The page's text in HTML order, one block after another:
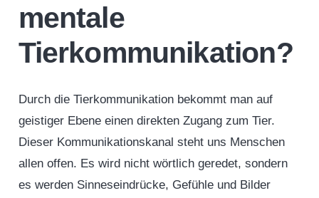
mentale
Tierkommunikation?
Durch die Tierkommunikation bekommt man auf
geistiger Ebene einen direkten Zugang zum Tier.
Dieser Kommunikationskanal steht uns Menschen
allen offen. Es wird nicht wörtlich geredet, sondern
es werden Sinneseindrücke, Gefühle und Bilder